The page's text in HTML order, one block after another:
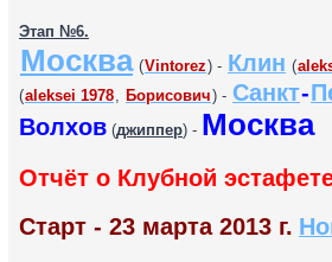
Этап №6.
Москва (Vintorez) - Клин (
(aleksei 1978, Борисович) - Санкт-
Волхов (джиппер) - Москва
Отчёт о Клубной
Старт - 23 марта 2013 г.